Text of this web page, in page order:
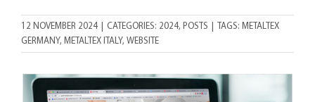
12 NOVEMBER 2024 CATEGORIES: 2024, POSTS TAGS: METALTEX
GERMANY, METALTEX ITALY, WEBSITE